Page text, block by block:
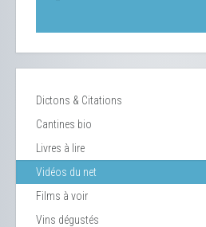
Dictons & Citations
Cantines bio
Livres à lire
Vidéos du net
Films à voir
Vins dégustés